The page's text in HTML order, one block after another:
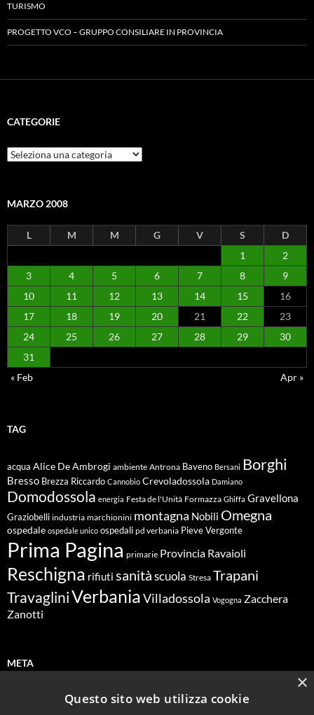
TURISMO
PROGETTO VCO – GRUPPO CONSILIARE IN PROVINCIA
CATEGORIE
Categorie
MARZO 2008
L M M G V S
D
1
2
3
4 5 6 7 8
9
10
11 12 13 14 15
16
17
18 19 20 21 22
23
24
25 26 27 28 29
30
31
« Feb
Apr »
TAG
acqua Alice De Ambrogi ambiente Antrona Baveno Bersani Borghi
Bresso Brezza Riccardo Cannobio Crevoladossola Damiano
Domodossola energia Festa de l'Unità Formazza Ghiffa Gravellona
Graziobelli industria marchionini montagna Nobili Omegna
ospedale ospedale unico ospedali pd verbania Pieve Vergonte
Prima Pagina primarie Provincia Ravaioli
Reschigna rifiuti sanitàscuola Stresa Trapani
TravagliniVerbaniaVilladossola Vogogna Zacchera
Zanotti
META
×
Questo sito web utilizza cookie